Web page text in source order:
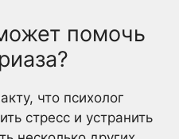
помочь
что психолог
стресс и устранить